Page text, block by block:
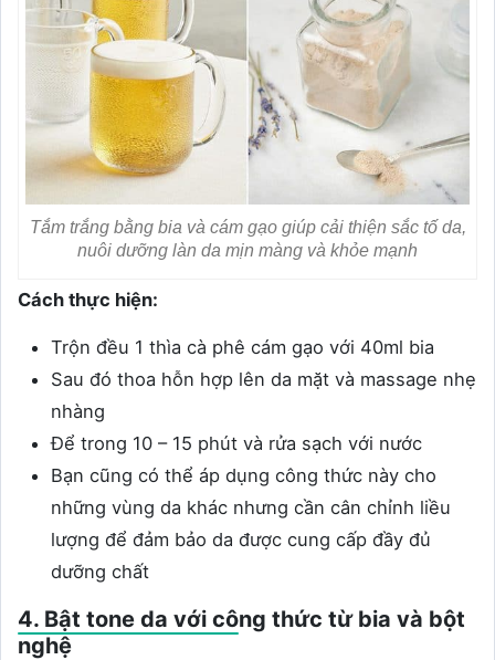
Tắm trắng bằng bia và cám gạo giúp cải thiện sắc tố da,
nuôi dưỡng làn da mịn màng và khỏe mạnh
Cách thực hiện:
Trộn đều 1 thìa cà phê cám gạo với 40ml bia
Sau đó thoa hỗn hợp lên da mặt và massage nhẹ
nhàng
Để trong 10 – 15 phút và rửa sạch với nước
Bạn cũng có thể áp dụng công thức này cho
những vùng da khác nhưng cần cân chỉnh liều
lượng để đảm bảo da được cung cấp đầy đủ
dưỡng chất
4. Bật tone da với công thức từ bia và bột
nghệ